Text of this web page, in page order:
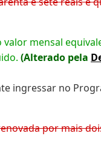
mensal
(Alterado pela
ingressar no
por mais